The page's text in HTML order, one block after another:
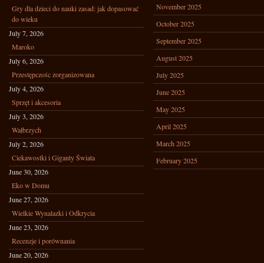
Gry dla dzieci do nauki zasad: jak dopasować
do wieku
July 7, 2026
Maroko
July 6, 2026
Przestępczośc zorganizowana
July 4, 2026
Sprzęt i akcesoria
July 3, 2026
Wałbrzych
July 2, 2026
Ciekawostki i Giganty Świata
June 30, 2026
Eko w Domu
June 27, 2026
Wielkie Wynalazki i Odkrycia
June 23, 2026
Recenzje i porównania
June 20, 2026
November 2025
October 2025
September 2025
August 2025
July 2025
June 2025
May 2025
April 2025
March 2025
February 2025